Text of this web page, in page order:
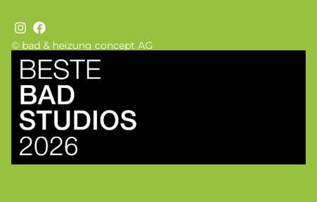
© bad & heizung concept AG